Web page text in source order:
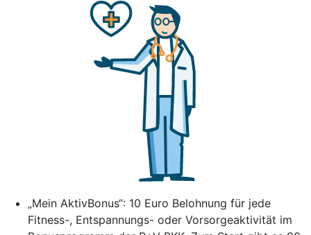
„Mein AktivBonus“: 10 Euro Belohnung für jede
Fitness-, Entspannungs- oder Vorsorgeaktivität im